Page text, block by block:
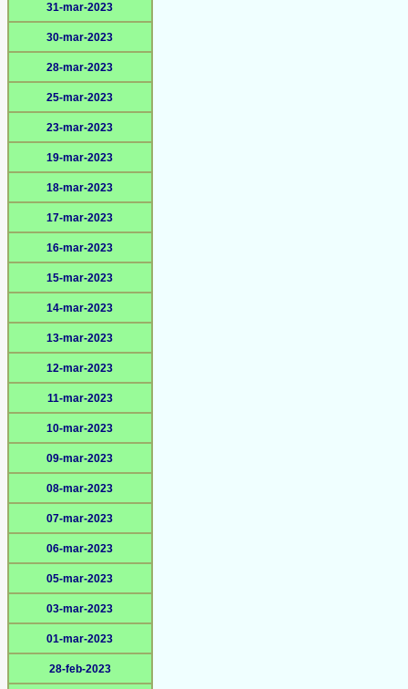
31-mar-2023
30-mar-2023
28-mar-2023
25-mar-2023
23-mar-2023
19-mar-2023
18-mar-2023
17-mar-2023
16-mar-2023
15-mar-2023
14-mar-2023
13-mar-2023
12-mar-2023
11-mar-2023
10-mar-2023
09-mar-2023
08-mar-2023
07-mar-2023
06-mar-2023
05-mar-2023
03-mar-2023
01-mar-2023
28-feb-2023